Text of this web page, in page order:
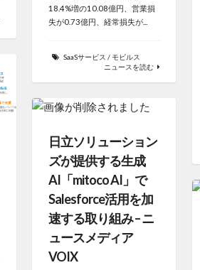
18.4%増の10.08億円、営業損
失が0.73億円、経常損失が...
SaaSサービス /モビルス
ニュースを読む
日立ソリューション
ズが提供する生成
AI「mitoco AI」で
Salesforce活用を加
速する取り組み – ニ
ュースメディア
VOIX